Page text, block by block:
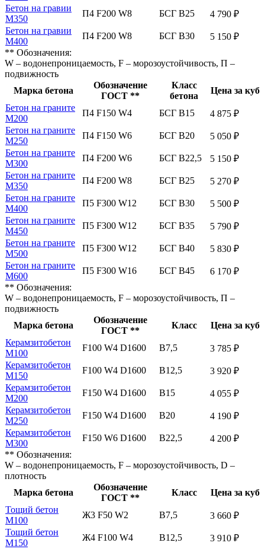
Бетон на гравии
М350
П4 F200 W8 БСГ В25
4 790 ₽
Бетон на гравии
М400
П4 F200 W8 БСГ В30
5 150 ₽
** Обозначения:
W – водонепроницаемость, F – морозоустойчивость, П –
подвижность
Марка бетона
Обозначение
ГОСТ **
Класс
бетона
Цена за куб
Бетон на граните
М200
П4 F150 W4 БСГ В15
4 875 ₽
Бетон на граните
М250
П4 F150 W6 БСГ В20
5 050 ₽
Бетон на граните
М300
П4 F200 W6 БСГ В22,5
5 150 ₽
Бетон на граните
М350
П4 F200 W8 БСГ В25
5 270 ₽
Бетон на граните
М400
П5 F300 W12 БСГ В30
5 500 ₽
Бетон на граните
М450
П5 F300 W12 БСГ В35
5 790 ₽
Бетон на граните
М500
П5 F300 W12 БСГ В40
5 830 ₽
Бетон на граните
М600
П5 F300 W16 БСГ В45
6 170 ₽
** Обозначения:
W – водонепроницаемость, F – морозоустойчивость, П –
подвижность
Марка бетона
Обозначение
ГОСТ **
Класс
Цена за куб
Керамзитобетон
М100
F100 W4 D1600 В7,5
3 785 ₽
Керамзитобетон
М150
F100 W4 D1600 В12,5
3 920 ₽
Керамзитобетон
М200
F150 W4 D1600 В15
4 055 ₽
Керамзитобетон
М250
F150 W4 D1600 В20
4 190 ₽
Керамзитобетон
М300
F150 W6 D1600 В22,5
4 200 ₽
** Обозначения:
W – водонепроницаемость, F – морозоустойчивость, D –
плотность
Марка бетона
Обозначение
ГОСТ **
Класс
Цена за куб
Тощий бетон
М100
Ж3 F50 W2 В7,5
3 660 ₽
Тощий бетон
М150
Ж4 F100 W4 В12,5
3 910 ₽